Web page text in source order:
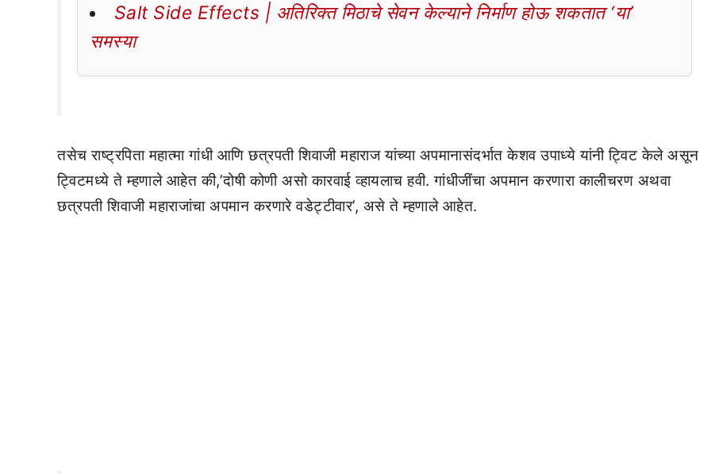
Salt Side Effects | अतिरिक्त मिठाचे सेवन केल्याने निर्माण होऊ शकतात ‘या’
समस्या
तसेच राष्ट्रपिता महात्मा गांधी आणि छत्रपती शिवाजी महाराज यांच्या अपमानासंदर्भात केशव उपाध्ये यांनी ट्विट केले असून
ट्विटमध्ये ते म्हणाले आहेत की,’दोषी कोणी असो कारवाई व्हायलाच हवी. गांधीजींचा अपमान करणारा कालीचरण अथवा
छत्रपती शिवाजी महाराजांचा अपमान करणारे वडेट्टीवार’, असे ते म्हणाले आहेत.